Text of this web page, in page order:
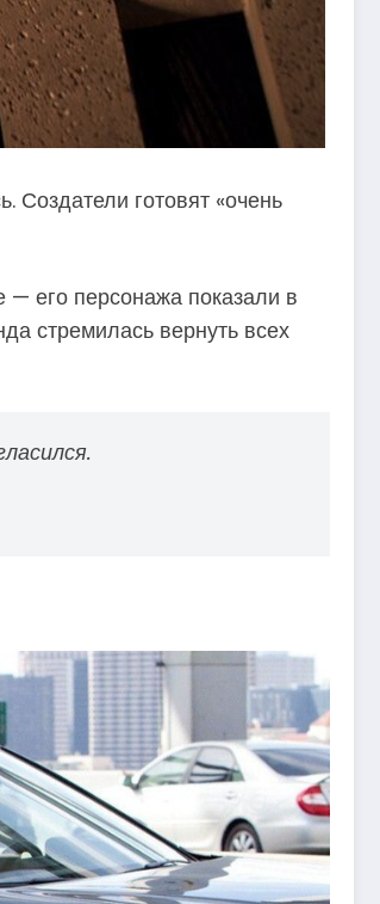
готовят «очень
его персонажа показали в
стремилась вернуть всех